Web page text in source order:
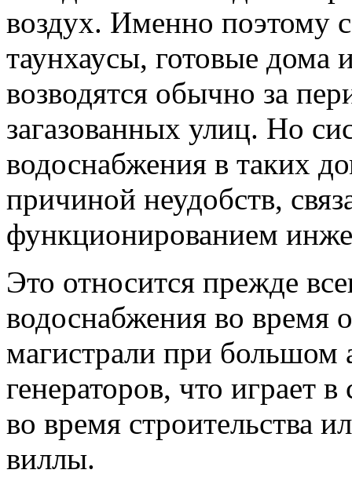
воздух. Именно поэтому
таунхаусы, готовые дома
возводятся обычно за
загазованных улиц. Но
водоснабжения в таких
причиной неудобств,
функционированием
Это относится прежде
водоснабжения во время
магистрали при большом
генераторов, что
во время строительства
виллы.